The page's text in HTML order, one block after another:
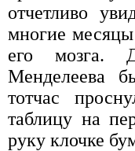
отчетливо
многие
его мозга.
Менделеева
тотчас
таблицу на
руку клочке